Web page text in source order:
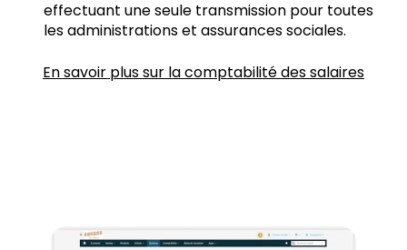
effectuant une seule transmission pour toutes
les administrations et assurances sociales.
En savoir plus sur la comptabilité des salaires